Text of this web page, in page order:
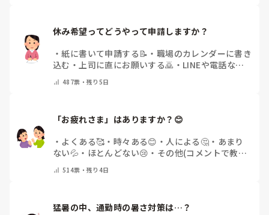
休み希望ってどうやって申請しますか？
・紙に書いて申請する📝 ・ 職場のカレンダーに書き
込む ・ 上司に直にお願いする🙇 ・ LINEや電話など
487票・残り5日
「お疲れさま」はありますか？😊
・ よくある🥰 ・ 時々ある😊 ・ 人による🤔 ・ あまり
ない💦 ・ ほとんどない😢 ・ その他(コメントで教え
514票・残り4日
猛暑の中、通勤時の暑さ対策は…？